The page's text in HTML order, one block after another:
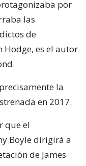
por
las
de
Hodge, es el autor
la
en 2017.
que el
Boyle dirigirá a
de James